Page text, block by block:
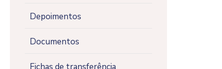
Depoimentos
Documentos